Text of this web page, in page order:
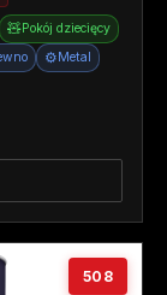
🧸Pokój dziecięcy
⚙️Metal
508